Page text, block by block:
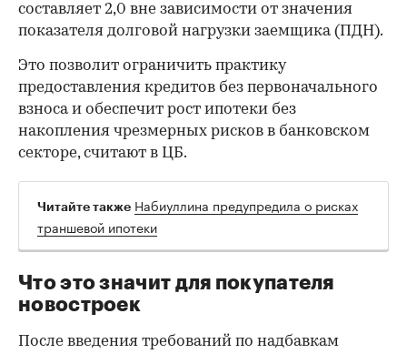
составляет 2,0 вне зависимости от значения
показателя долговой нагрузки заемщика (ПДН).
Это позволит ограничить практику
предоставления кредитов без первоначального
взноса и обеспечит рост ипотеки без
накопления чрезмерных рисков в банковском
секторе, считают в ЦБ.
Читайте также Набиуллина предупредила о рисках
траншевой ипотеки
Что это значит для покупателя
новостроек
После введения требований по надбавкам